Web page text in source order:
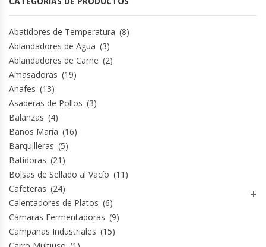
Freidoras Industriales
Frigobar
Granizadoras
Hervidores / Percoladores
Hornos A Piso Y Pizzeros
Hornos Cocción Acelerada
Hornos Eléctricos
Abatidores de Temperatura (8)
Ablandadores de Agua (3)
Ablandadores de Carne (2)
Amasadoras (19)
Anafes (13)
Asaderas de Pollos (3)
Balanzas (4)
Baños María (16)
Barquilleras (5)
Batidoras (21)
Bolsas de Sellado al Vacío (11)
Cafeteras (24)
Calentadores de Platos (6)
Cámaras Fermentadoras (9)
Campanas Industriales (15)